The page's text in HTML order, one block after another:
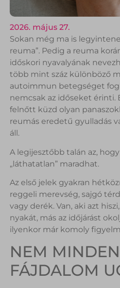
2026. május 27.
Sokan még ma is
reuma”. Pedig a reuma
időskori nyavalyának
több mint száz különböző
autoimmun betegséget
nemcsak az időseket érinti.
felnőtt küzd olyan
reumás eredetű gyulladás
áll.
A legijesztőbb talán az,
„láthatatlan” maradhat.
Az első jelek gyakran
reggeli merevség, sajgó
vagy derék. Van, aki azt
nyakát, más az időjárást
ilyenkor már komoly
NEM
FÁJDALOM